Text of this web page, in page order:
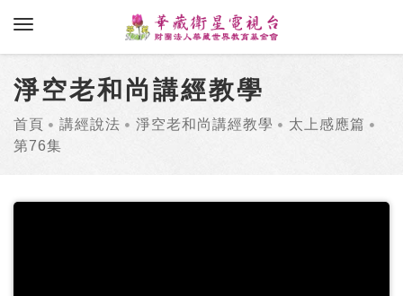
toggle navigation
淨空老和尚講經教學
首頁 講經說法 淨空老和尚講經教學
太上感應篇
第76集